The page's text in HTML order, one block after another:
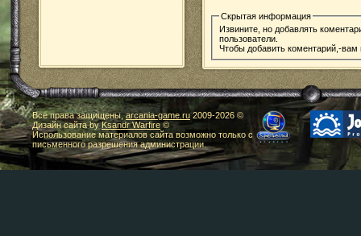
Скрытая информация
Извините, но добавлять
пользователи.
Чтобы добавить коментарий,-
Все права защищены,arcania-game.ru2009-2026 ©
Дизайн сайта byKsandr Warfire©
Использование материалов сайта возможно только с
письменного разрешения администрации.